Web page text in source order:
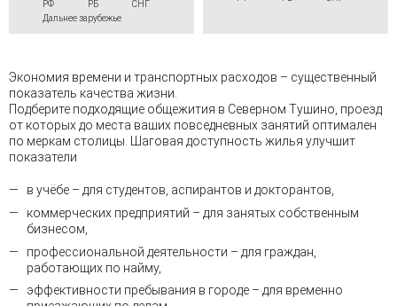
РФ РБ
СНГ
Дальнее зарубежье
Экономия времени и транспортных расходов – существенный
показатель качества жизни.
Подберите подходящие общежития в Северном Тушино, проезд
от которых до места ваших повседневных занятий оптимален
по меркам столицы. Шаговая доступность жилья улучшит
показатели
в учёбе – для студентов, аспирантов и докторантов,
коммерческих предприятий – для занятых собственным
бизнесом,
профессиональной деятельности – для граждан,
работающих по найму,
эффективности пребывания в городе – для временно